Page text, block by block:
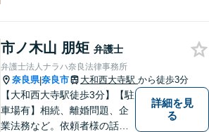
ています。法律トラブルでお
悩みごとがありましたら、お
気軽にご相談ください。
市ノ木山 朋矩 弁護士
弁護士法人ナラハ奈良法律事務所
奈良県|奈良市 大和西大寺駅 から徒歩3分
【大和西大寺駅徒歩3分】【駐
車場有】相続、離婚問題、企
業法務など。依頼者様の話を
詳細を見
る